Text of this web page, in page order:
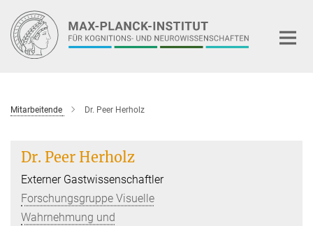
Hauptinhalt
Mitarbeitende Dr. Peer Herholz
Dr. Peer Herholz
Externer Gastwissenschaftler
Forschungsgruppe Visuelle
Wahrnehmung und